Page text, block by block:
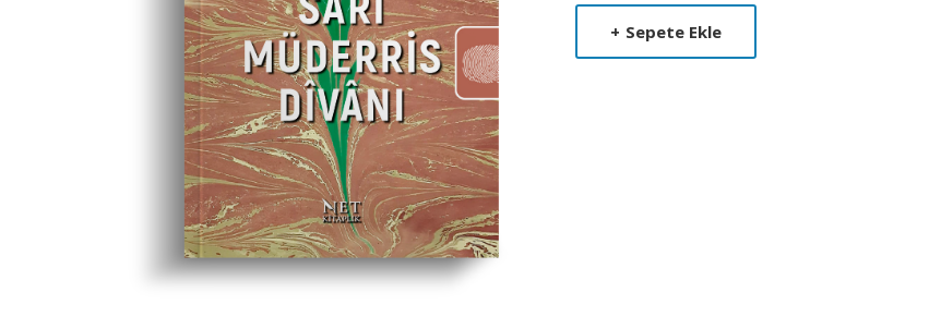
Product
Summery
+ Sepete Ekle